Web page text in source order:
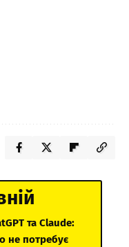
та Claude:
не потребує